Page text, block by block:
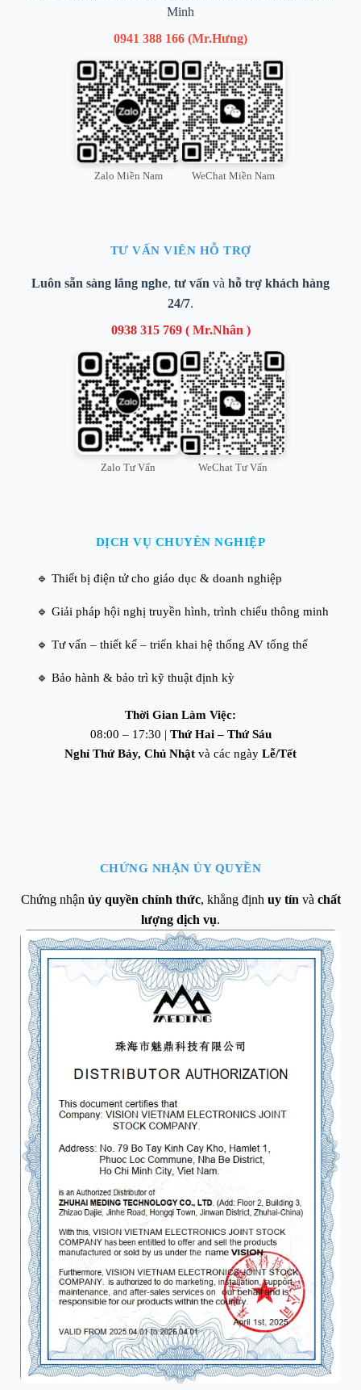
Minh
0941 388 166 (Mr.Hưng)
Zalo Miền Nam WeChat Miền Nam
TƯ VẤN VIÊN HỖ TRỢ
Luôn sẵn sàng lắng nghe, tư vấn và hỗ trợ khách hàng
24/7.
0938 315 769 ( Mr.Nhân )
Zalo Tư Vấn WeChat Tư Vấn
DỊCH VỤ CHUYÊN NGHIỆP
🔹 Thiết bị điện tử cho giáo dục & doanh nghiệp
🔹 Giải pháp hội nghị truyền hình, trình chiếu thông minh
🔹 Tư vấn – thiết kế – triển khai hệ thống AV tổng thể
🔹 Bảo hành & bảo trì kỹ thuật định kỳ
Thời Gian Làm Việc:
08:00 – 17:30 | Thứ Hai – Thứ Sáu
Nghỉ Thứ Bảy, Chủ Nhật và các ngày Lễ/Tết
CHỨNG NHẬN ỦY QUYỀN
Chứng nhận ủy quyền chính thức, khẳng định uy tín và chất
lượng dịch vụ.